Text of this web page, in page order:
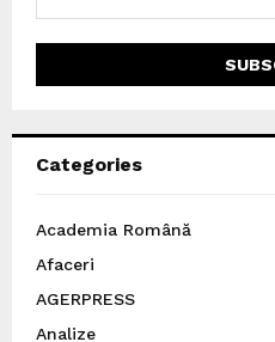
Categories
Academia Română
Afaceri
AGERPRESS
Analize